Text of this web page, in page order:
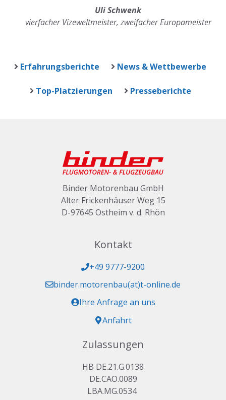
Uli Schwenk
vierfacher Vizeweltmeister, zweifacher Europameister
Erfahrungsberichte News & Wettbewerbe
Top-Platzierungen Presseberichte
Binder Motorenbau GmbH
Alter Frickenhäuser Weg 15
D-97645 Ostheim v. d. Rhön
Kontakt
+49 9777-9200
binder.motorenbau(at)t-online.de
Ihre Anfrage an uns
Anfahrt
Zulassungen
HB DE.21.G.0138
DE.CAO.0089
LBA.MG.0534